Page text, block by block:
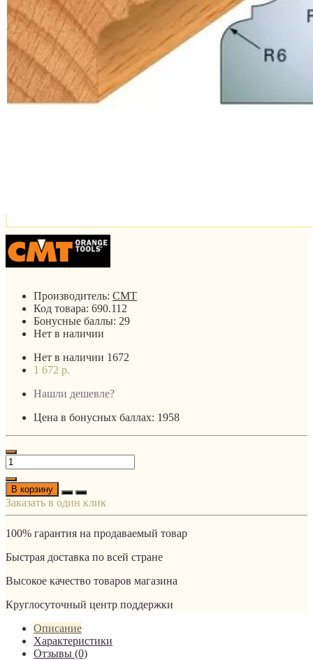
Производитель: CMT
Код товара: 690.112
Бонусные баллы: 29
Нет в наличии
Нет в наличии 1672
1 672 р.
Нашли дешевле?
Цена в бонусных баллах: 1958
В корзину
Заказать в один клик
100% гарантия на продаваемый товар
Быстрая доставка по всей стране
Высокое качество товаров магазина
Круглосуточный центр поддержки
Описание
Характеристики
Отзывы (0)